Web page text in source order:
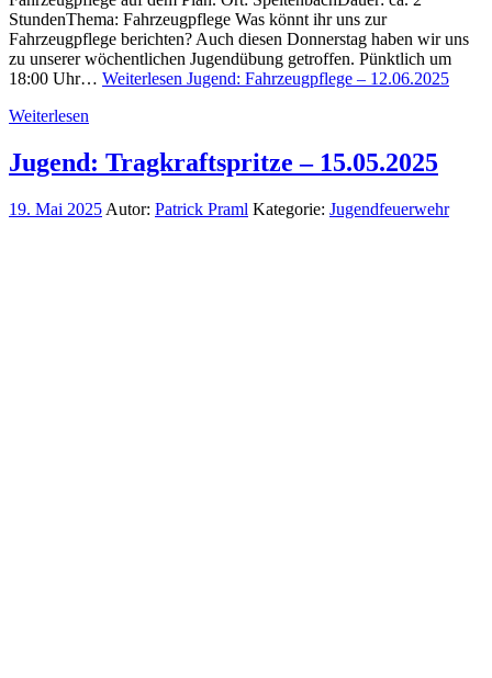
StundenThema: Fahrzeugpflege Was könnt ihr uns zur
Fahrzeugpflege berichten? Auch diesen Donnerstag haben wir uns
zu unserer wöchentlichen Jugendübung getroffen. Pünktlich um
18:00 Uhr… Weiterlesen Jugend: Fahrzeugpflege – 12.06.2025
Weiterlesen
Jugend: Tragkraftspritze – 15.05.2025
19. Mai 2025 Autor: Patrick Praml Kategorie: Jugendfeuerwehr